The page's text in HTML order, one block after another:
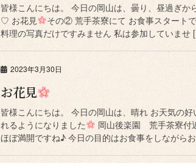
皆様こんにちは。 今日の岡山は、曇り、昼過ぎ
♡ お花見
その② 荒手茶寮にて お食事スタート
料理の写真だけですみません 私は参加していませ
2023年3月30日
お花見
皆様こんにちは。 今日の岡山は、晴れ お天気の
れるようになりました
岡山後楽園 荒手茶寮付
ほぼ満開ですね♪ 今日の目的はお食事をしながら